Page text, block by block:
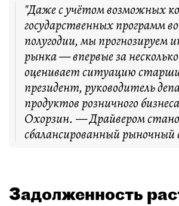
"Даже с учётом возможных
государственных программ
полугодии, мы прогнозируем
рынка — впервые за
оценивает ситуацию
президент, руководитель
продуктов розничного
Охорзин. — Драйвером
сбалансированный рыночный
Задолженность